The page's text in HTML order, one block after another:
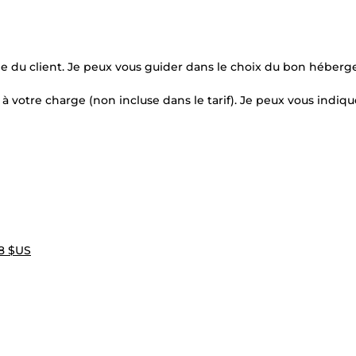
du client. Je peux vous guider dans le choix du bon
votre charge (non incluse dans le tarif). Je peux vous
$US